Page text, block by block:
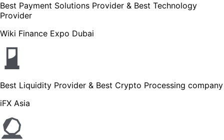
Best Payment Solutions Provider & Best Technology
Provider
Wiki Finance Expo Dubai
Best Liquidity Provider & Best Crypto Processing company
iFX Asia